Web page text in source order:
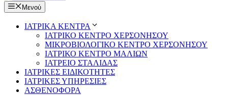
Μενού
ΙΑΤΡΙΚΑ ΚΕΝΤΡΑ
ΙΑΤΡΙΚΟ ΚΕΝΤΡΟ ΧΕΡΣΟΝΗΣΟΥ
ΜΙΚΡΟΒΙΟΛΟΓΙΚΟ ΚΕΝΤΡΟ ΧΕΡΣΟΝΗΣΟΥ
ΙΑΤΡΙΚΟ ΚΕΝΤΡΟ ΜΑΛΙΩΝ
ΙΑΤΡΕΙΟ ΣΤΑΛΙΔΑΣ
ΙΑΤΡΙΚΕΣ ΕΙΔΙΚΟΤΗΤΕΣ
ΙΑΤΡΙΚΕΣ ΥΠΗΡΕΣΙΕΣ
ΑΣΘΕΝΟΦΟΡΑ